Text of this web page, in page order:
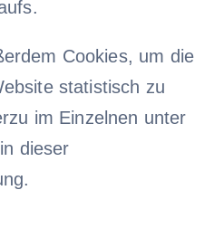
Cookies, um die
statistisch zu
im Einzelnen unter
dieser